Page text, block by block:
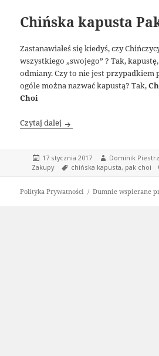
Chińska kapusta
Zastanawiałeś się kiedyś, czy
wszystkiego „swojego” ? Tak,
odmiany. Czy to nie jest przypadkiem
ogóle można nazwać kapustą? Tak,
Choi
Czytaj dalej Chińska kapusta Pak Choi
Data
publikacji
17 stycznia 2017 Autor
Dominik
Zakupy
Tagi
chińska kapusta, pak choi
Polityka Prywatności Dumnie wspierane